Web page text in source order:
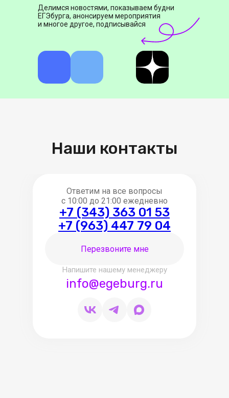
Делимся новостями, показываем будни
ЕГЭбурга, анонсируем мероприятия
и многое другое, подписывайся
Наши контакты
Ответим на все вопросы
с 10:00 до 21:00 ежедневно
+7 (343) 363 01 53
+7 (963) 447 79 04
Перезвоните мне
Напишите нашему менеджеру
info@egeburg.ru